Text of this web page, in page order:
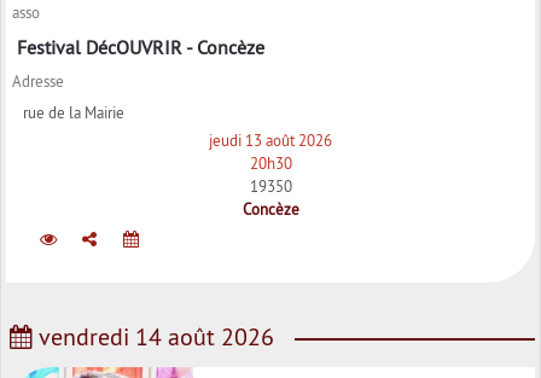
asso
Festival DécOUVRIR - Concèze
Adresse
rue de la Mairie
jeudi 13 août 2026
20h30
19350
Concèze
vendredi 14 août 2026